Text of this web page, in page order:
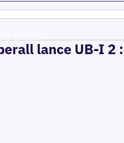
lance UB-I 2